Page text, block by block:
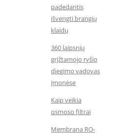
padedantis
išvengti brangių
klaidų
360 laipsnių
grįžtamojo ryšio
diegimo vadovas
įmonėse
Kaip veikia
osmoso filtrai
Membrana RO-